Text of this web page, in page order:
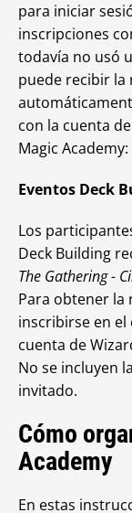
para iniciar
inscripciones
todavía no usó
puede recibir la
con la cuenta
Magic
Eventos Deck
Los
Deck Building
The Gathering -
Para obtener la
inscribirse en el
cuenta de
No se incluyen
invitado.
Cómo
Academy
En estas